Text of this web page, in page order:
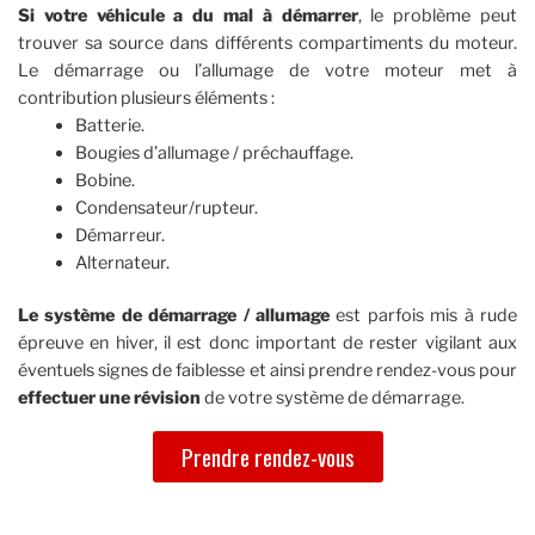
Si votre véhicule a du mal à démarrer, le problème peut
trouver sa source dans différents compartiments du moteur.
Le démarrage ou l’allumage de votre moteur met à
contribution plusieurs éléments :
Batterie.
Bougies d’allumage / préchauffage.
Bobine.
Condensateur/rupteur.
Démarreur.
Alternateur.
Le système de démarrage / allumage est parfois mis à rude
épreuve en hiver, il est donc important de rester vigilant aux
éventuels signes de faiblesse et ainsi prendre rendez-vous pour
effectuer une révision de votre système de démarrage.
Prendre rendez-vous